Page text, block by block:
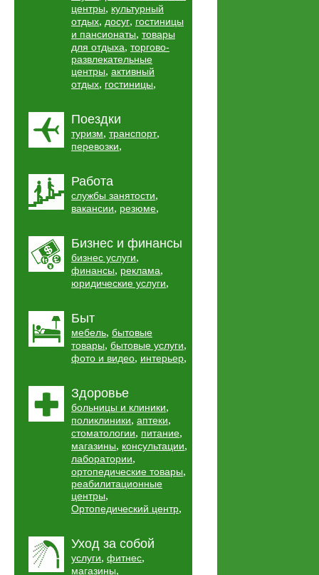
центры, культурный
отдых, досуг, гостиницы
и пансионаты, товары
для отдыха, торгово-
развлекательные
центры, активный
отдых, гостиницы,
Поездки
туризм, транспорт,
перевозки,
Работа
службы занятости,
вакансии, резюме,
Бизнес и финансы
бизнес услуги,
финансы, реклама,
юридические услуги,
Быт
мебель, бытовые
товары, бытовые услуги,
фото и видео, интерьер,
Здоровье
больницы и клиники,
поликлиники, аптеки,
стоматологии, питание,
магазины, консультации,
лаборатории,
ортопедические товары,
реабилитационные
центры,
Ортопедический центр,
Уход за собой
услуги, фитнес,
магазины,